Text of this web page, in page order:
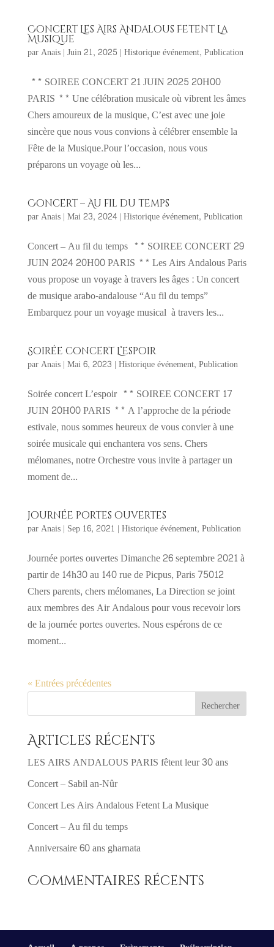
Concert Les Airs Andalous Fetent La
Musique
parAnais| Juin 21, 2025 | Historique événement, Publication
** SOIREE CONCERT 21 JUIN 2025 20H00
PARIS ** Une célébration musicale où vibrent les âmes
Chers amoureux de la musique, C’est avec une joie
sincère que nous vous convions à célébrer ensemble la
Fête de la Musique.Pour l’occasion, nous vous
préparons un voyage où les...
Concert – Au fil du temps
parAnais| Mai 23, 2024| Historique événement, Publication
Concert – Au fil du temps ** SOIREE CONCERT 29
JUIN 2024 20H00 PARIS ** Les Airs Andalous Paris
vous propose un voyage à travers les âges : Un concert
de musique arabo-andalouse “Au fil du temps”
Embarquez pour un voyage musical à travers les...
Soirée concert L’espoir
parAnais| Mai 6, 2023 | Historique événement, Publication
Soirée concert L’espoir ** SOIREE CONCERT 17
JUIN 20H00 PARIS ** A l’approche de la période
estivale, nous sommes heureux de vous convier à une
soirée musicale qui enchantera vos sens. Chers
mélomanes, notre Orchestre vous invite à partager un
moment de...
Journée portes ouvertes
parAnais| Sep 16, 2021 | Historique événement, Publication
Journée portes ouvertes Dimanche 26 septembre 2021 à
partir de 14h30 au 140 rue de Picpus, Paris 75012
Chers parents, chers mélomanes, La Direction se joint
aux membres des Air Andalous pour vous recevoir lors
de la journée portes ouvertes. Nous espérons de ce
moment...
« Entrées précédentes
Articles récents
LES AIRS ANDALOUS PARIS fêtent leur 30 ans
Concert – Sabil an-Nûr
Concert Les Airs Andalous Fetent La Musique
Concert – Au fil du temps
Anniversaire 60 ans gharnata
Commentaires récents